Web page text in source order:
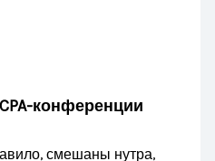
конференции
смешаны нутра,